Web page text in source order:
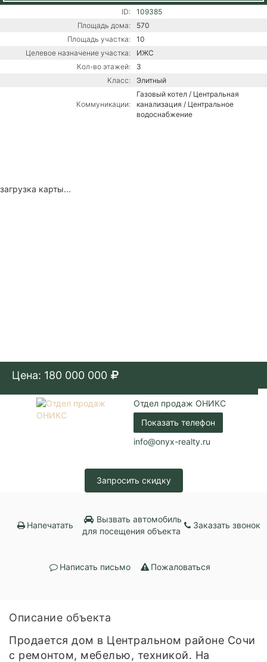
ID:
109385
Площадь дома:
570
Площадь участка:
10
Целевое назначение участка:
ИЖС
Кол-во этажей:
3
Класс:
Элитный
Коммуникации:
Газовый котел / Центральная
канализация / Центральное
водоснабжение
загрузка карты...
Цена: 180 000 000
Отдел продаж ОНИКС
Показать телефон
info@onyx-realty.ru
Запросить скидку
Напечатать
Вызвать автомобиль
для посещения объекта
Заказать звонок
Написать письмо Пожаловаться
Описание объекта
Продается дом в Центральном районе Сочи
с ремонтом, мебелью, техникой. На